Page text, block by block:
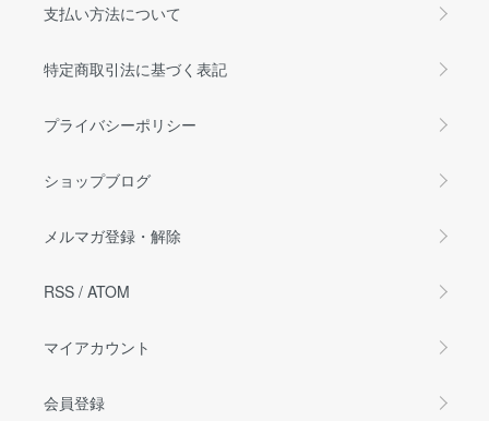
支払い方法について
特定商取引法に基づく表記
プライバシーポリシー
ショップブログ
メルマガ登録・解除
RSS / ATOM
マイアカウント
会員登録